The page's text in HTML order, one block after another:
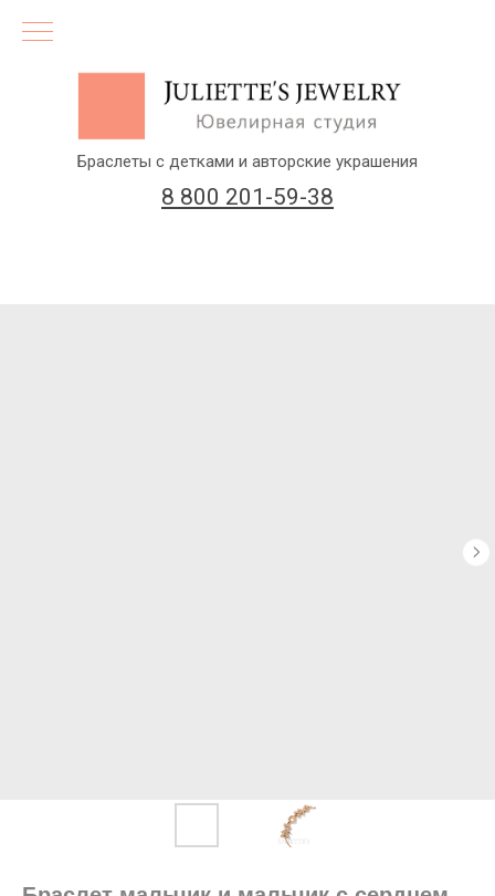
8 800 201-59-38
Браслеты с детками и авторские украшения